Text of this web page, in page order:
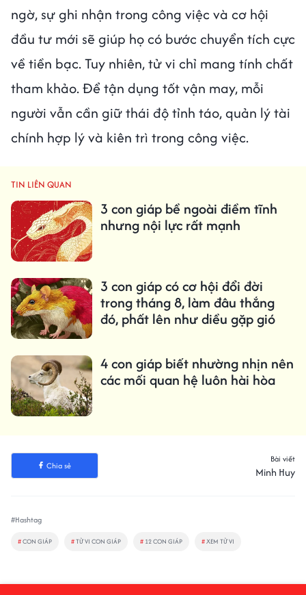
ngờ, sự ghi nhận trong công việc và cơ hội
đầu tư mới sẽ giúp họ có bước chuyển tích cực
về tiền bạc. Tuy nhiên, tử vi chỉ mang tính chất
tham khảo. Để tận dụng tốt vận may, mỗi
người vẫn cần giữ thái độ tỉnh táo, quản lý tài
chính hợp lý và kiên trì trong công việc.
TIN LIÊN QUAN
3 con giáp bề ngoài điềm tĩnh
nhưng nội lực rất mạnh
3 con giáp có cơ hội đổi đời
trong tháng 8, làm đâu thắng
đó, phất lên như diều gặp gió
4 con giáp biết nhường nhịn nên
các mối quan hệ luôn hài hòa
Chia sẻ
Bài viết
Minh Huy
#Hashtag
#CON GIÁP #TỬ VI CON GIÁP # 12 CON GIÁP #XEM TỬ VI